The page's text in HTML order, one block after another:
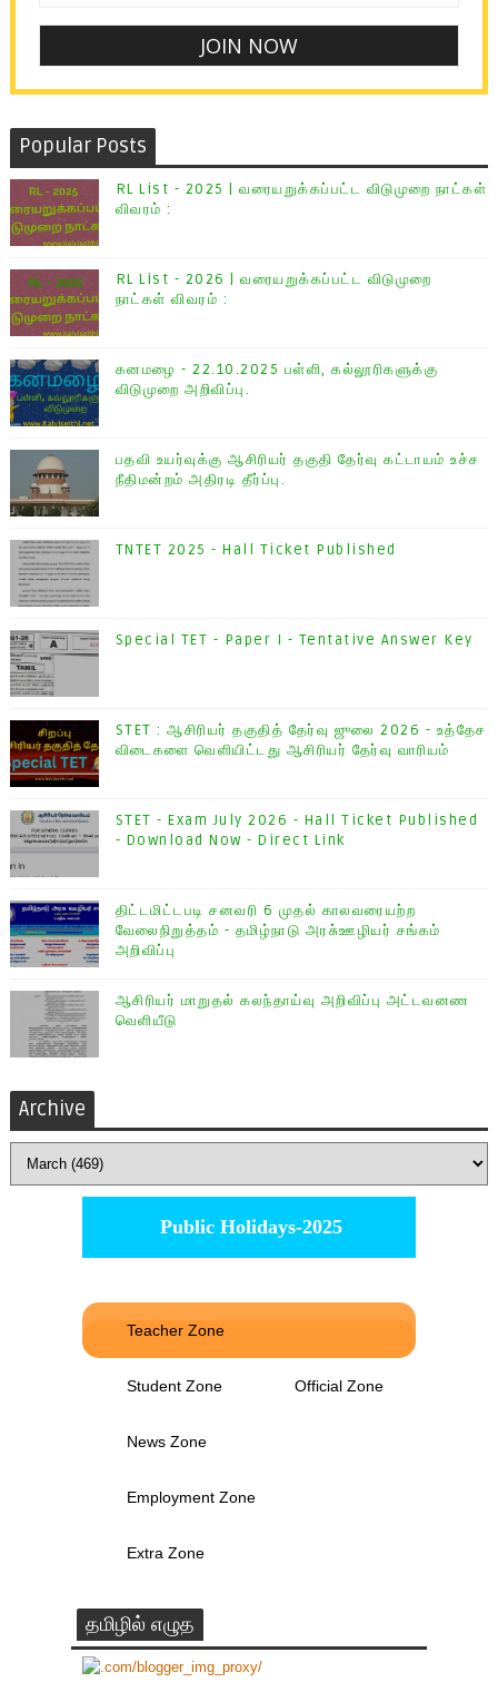
Popular Posts
RL List - 2025 | வரையறுக்கப்பட்ட விடுமுறை நாட்கள்
விவரம் :
RL List - 2026 | வரையறுக்கப்பட்ட விடுமுறை
நாட்கள் விவரம் :
கனமழை - 22.10.2025 பள்ளி, கல்லூரிகளுக்கு
விடுமுறை அறிவிப்பு.
பதவி உயர்வுக்கு ஆசிரியர் தகுதி தேர்வு கட்டாயம் உச்ச
நீதிமன்றம் அதிரடி தீர்ப்பு.
TNTET 2025 - Hall Ticket Published
Special TET - Paper I - Tentative Answer Key
STET : ஆசிரியர் தகுதித் தேர்வு ஜுலை 2026 - உத்தேச
விடைகளை வெளியிட்டது ஆசிரியர் தேர்வு வாரியம்
STET - Exam July 2026 - Hall Ticket Published
- Download Now - Direct Link
திட்டமிட்டபடி சனவரி 6 முதல் காலவரையற்ற
வேலைநிறுத்தம் - தமிழ்நாடு அரசு்ஊழியர் சங்கம்
அறிவிப்பு
ஆசிரியர் மாறுதல் கலந்தாய்வு அறிவிப்பு அட்டவனண
வெளியீடு
Archive
Public Holidays-2025
Teacher Zone
Student Zone Official Zone
News Zone
Employment Zone
Extra Zone
தமிழில் எழுத